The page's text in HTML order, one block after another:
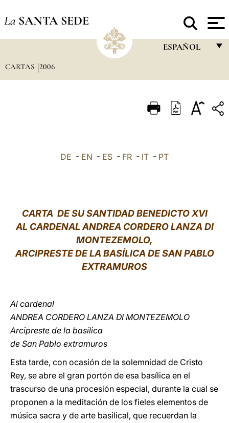
La SANTA SEDE
ESPAÑOL
ITALIANO
中文
CARTAS 2006
DE - EN - ES - FR - IT - PT
CARTA DE SU SANTIDAD BENEDICTO XVI
AL CARDENAL ANDREA CORDERO LANZA DI
MONTEZEMOLO,
ARCIPRESTE DE LA BASÍLICA DE SAN PABLO
EXTRAMUROS
Al cardenal
ANDREA CORDERO LANZA DI MONTEZEMOLO
Arcipreste de la basílica
de San Pablo extramuros
Esta tarde, con ocasión de la solemnidad de Cristo
Rey, se abre el gran portón de esa basílica en el
trascurso de una procesión especial, durante la cual se
proponen a la meditación de los fieles elementos de
música sacra y de arte basilical, que recuerdan la